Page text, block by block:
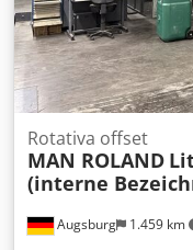
Augsburg 1.459 km
Rotativa offset
MAN ROLAND
(interne